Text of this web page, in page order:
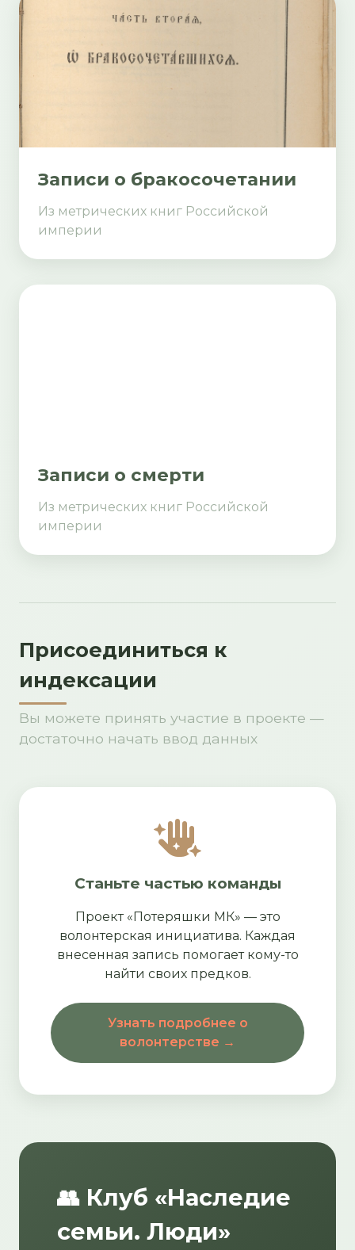
Записи о бракосочетании
Из метрических книг Российской
империи
Записи о смерти
Из метрических книг Российской
империи
Присоединиться к
индексации
Вы можете принять участие в проекте —
достаточно начать ввод данных
Станьте частью команды
Проект «Потеряшки МК» — это
волонтерская инициатива. Каждая
внесенная запись помогает кому-то
найти своих предков.
Узнать подробнее о
волонтерстве →
👥 Клуб «Наследие
семьи. Люди»